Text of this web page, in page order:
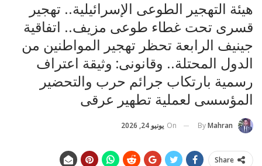
هيئة التهجير الطوعى الإسرائيلية.. تهجير
قسرى تحت غطاء طوعى مزيف.. اتفاقية
جينيف الرابعة تحظر تهجير المواطنين من
الدول المحتلة.. وقانونى: وثيقة اعتراف
رسمية بارتكاب جرائم حرب والتحضير
المؤسسى لعملية تطهير عرقى
ByMahran
On يونيو 24, 2026
Share